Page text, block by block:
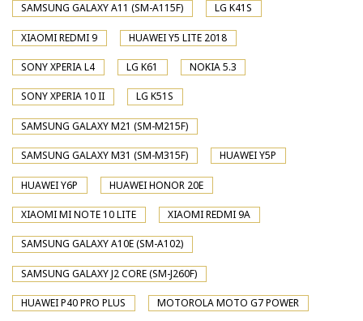
SAMSUNG GALAXY A11 (SM-A115F) LG K41S
XIAOMI REDMI 9 HUAWEI Y5 LITE 2018
SONY XPERIA L4 LG K61 NOKIA 5.3
SONY XPERIA 10 II LG K51S
SAMSUNG GALAXY M21 (SM-M215F)
SAMSUNG GALAXY M31 (SM-M315F) HUAWEI Y5P
HUAWEI Y6P HUAWEI HONOR 20E
XIAOMI MI NOTE 10 LITE XIAOMI REDMI 9A
SAMSUNG GALAXY A10E (SM-A102)
SAMSUNG GALAXY J2 CORE (SM-J260F)
HUAWEI P40 PRO PLUS MOTOROLA MOTO G7 POWER